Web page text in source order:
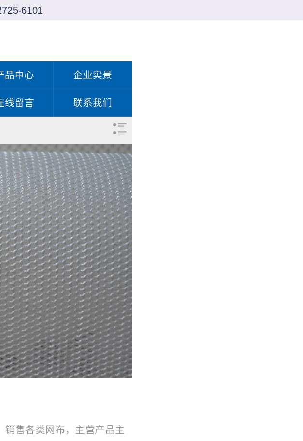
6101
品中心 企业实景
线留言 联系我们
销售各类网布，主营产品主